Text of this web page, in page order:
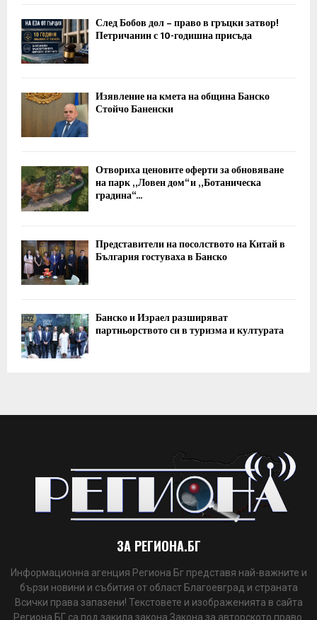
След Бобов дол – право в гръцки затвор!
Петричанин с 10-годишна присъда
Изявление на кмета на община Банско
Стойчо Баненски
Отвориха ценовите оферти за обновяване
на парк „Ловен дом“ и „Ботаническа
градина“...
Представители на посолството на Китай в
България гостуваха в Банско
Банско и Израел разширяват
партньорството си в туризма и културата
ЗА РЕГИОНА.БГ
Информационна агенция Региона Бг представя най-важните и
бързи новини и събития от област Благоевград и страната
Всички права запазени! Текстовете и изображенията в сайта
Региона БГ са под закила закона Закона за авторското право.